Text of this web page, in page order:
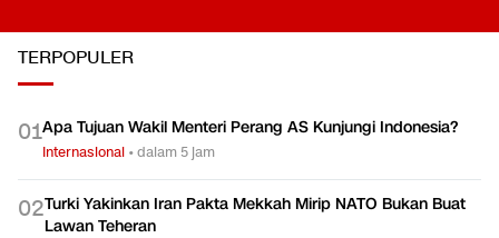
TERPOPULER
01Apa Tujuan Wakil Menteri Perang AS Kunjungi Indonesia?
Internasional •dalam 5 jam
02Turki Yakinkan Iran Pakta Mekkah Mirip NATO Bukan Buat
Lawan Teheran